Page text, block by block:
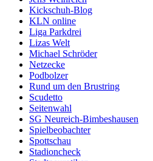
Kickschuh-Blog
KLN online
Liga Parkdrei
Lizas Welt
Michael Schröder
Netzecke
Podbolzer
Rund um den Brustring
Scudetto
Seitenwahl
SG Neureich-Bimbeshausen
Spielbeobachter
Spottschau
Stadioncheck